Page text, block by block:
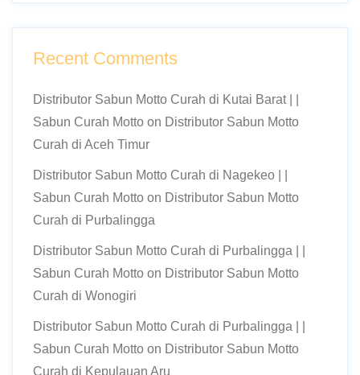
Recent Comments
Distributor Sabun Motto Curah di Kutai Barat | |
Sabun Curah Motto on Distributor Sabun Motto
Curah di Aceh Timur
Distributor Sabun Motto Curah di Nagekeo | |
Sabun Curah Motto on Distributor Sabun Motto
Curah di Purbalingga
Distributor Sabun Motto Curah di Purbalingga | |
Sabun Curah Motto on Distributor Sabun Motto
Curah di Wonogiri
Distributor Sabun Motto Curah di Purbalingga | |
Sabun Curah Motto on Distributor Sabun Motto
Curah di Kepulauan Aru